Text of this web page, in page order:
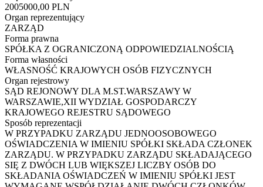
2005000,00 PLN
Organ reprezentujący
ZARZĄD
Forma prawna
SPÓŁKA Z OGRANICZONĄ ODPOWIEDZIALNOŚCIĄ
Forma własności
WŁASNOŚĆ KRAJOWYCH OSÓB FIZYCZNYCH
Organ rejestrowy
SĄD REJONOWY DLA M.ST.WARSZAWY W
WARSZAWIE,XII WYDZIAŁ GOSPODARCZY
KRAJOWEGO REJESTRU SĄDOWEGO
Sposób reprezentacji
W PRZYPADKU ZARZĄDU JEDNOOSOBOWEGO
OŚWIADCZENIA W IMIENIU SPÓŁKI SKŁADA CZŁONEK
ZARZĄDU. W PRZYPADKU ZARZĄDU SKŁADAJĄCEGO
SIĘ Z DWÓCH LUB WIĘKSZEJ LICZBY OSÓB DO
SKŁADANIA OŚWIADCZEŃ W IMIENIU SPÓŁKI JEST